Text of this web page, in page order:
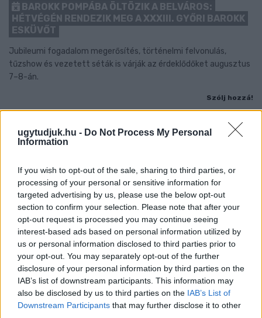
ugytudjuk.hu - Do Not Process My Personal
Information
If you wish to opt-out of the sale, sharing to third parties, or
processing of your personal or sensitive information for
targeted advertising by us, please use the below opt-out
section to confirm your selection. Please note that after your
opt-out request is processed you may continue seeing
interest-based ads based on personal information utilized by
us or personal information disclosed to third parties prior to
your opt-out. You may separately opt-out of the further
disclosure of your personal information by third parties on the
IAB’s list of downstream participants. This information may
also be disclosed by us to third parties on the IAB’s List of
Downstream Participants that may further disclose it to other
BAROKK POMPÁBA ÖLTÖZIK A BELVÁROS:
HÉTVÉGÉN RENDEZIK MEG A XXXIII. GYŐRI BAROKK
ESKÜVŐT
Jubileumi fogadalom megerősítés, történelmi felvonulás,
tűzshow és vezetett séták is várják az érdeklődőket augusztus
7–8-án.
Szólj hozzá!
EXTRA: A VÁSÁRCSARNOKBAN NYITJA ÚJ ÉVADÁT